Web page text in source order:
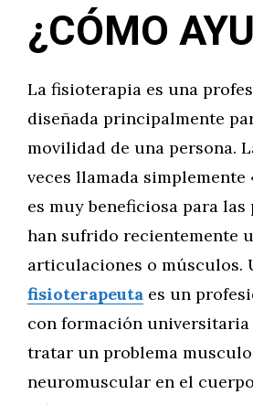
¿CÓMO
La fisioterapia es una
diseñada principalmente
movilidad de una persona.
veces llamada simplemente
es muy beneficiosa para las
han sufrido recientemente
articulaciones o músculos.
fisioterapeuta es un
con formación universitaria
tratar un problema
neuromuscular en el